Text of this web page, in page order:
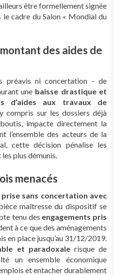
être formellement signée
cadre du Salon « Mondial du
des aides de
préavis ni concertation - de
une baisse drastique et
d’aides aux travaux de
, y compris sur les dossiers déjà
impacte directement la
l’ensemble des acteurs de la
cette décision pénalise les
plus démunis.
menacés
prise sans concertation avec
pièce maîtresse du dispositif se
tenu des engagements pris
à ce que des aménagements
en place jusqu’au 31/12/2019.
et paradoxalerisque de
un ensemble économique
et entacher durablement